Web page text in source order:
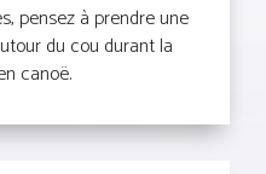
pensez à prendre une
du cou durant la
canoë.